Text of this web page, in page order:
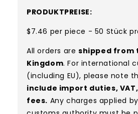
PRODUKTPREISE:
$7.46 per piece - 50 Stück
All orders are shipped from
Kingdom. For international
(including EU), please note
include import duties,
fees. Any charges applied